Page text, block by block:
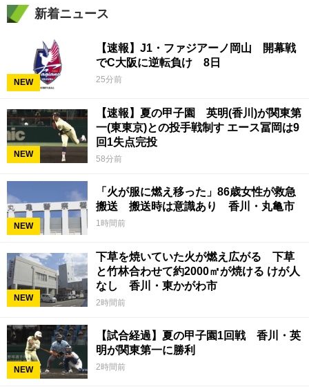
新着ニュース
NEW
【速報】J1・ファジアーノ岡山 開幕戦
でC大阪に逆転負け 8日
25分前
NEW
【速報】夏の甲子園 英明(香川)が関東第
一(東東京)との投手戦制す エース冨岡は9
回1失点完投
58分前
NEW
「火が服に燃え移った」86歳女性が救急
搬送 搬送時は意識あり 香川・丸亀市
1時間前
NEW
下草を焼いていた火が燃え広がる 下草
と竹林合わせて約2000㎡が焼ける けが人
なし 香川・東かがわ市
2時間前
NEW
【試合経過】夏の甲子園1回戦 香川・英
明が関東第一に勝利
2時間前